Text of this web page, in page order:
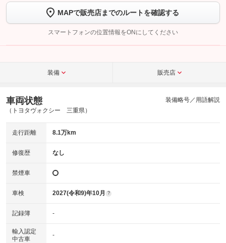
トーク画面で
ボタンをタップして問い合わせを
完了してください。
こちら
MAPで販売店までのルートを確認する
スマートフォンの位置情報をONにしてください
装備 販売店
車両状態
（トヨタヴォクシー 三重県）
装備略号／用語解説
走行距離 8.1万km
修復歴 なし
禁煙車
車検 2027(令和9)年10月 ?
記録簿 -
輸入認定
中古車
-